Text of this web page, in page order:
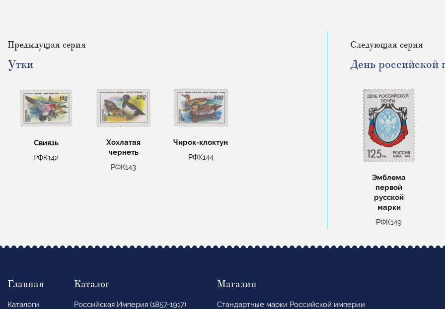
Предыдущая серия
Утки
Свиязь
РФК142
Хохлатая
чернеть
РФК143
Чирок-клоктун
РФК144
Следующая серия
День российской
Эмблема
первой
русской
марки
РФК149
Главная
Каталоги
Каталог
Российская Империя (1857-1917)
Магазин
Стандартные марки Российской империи